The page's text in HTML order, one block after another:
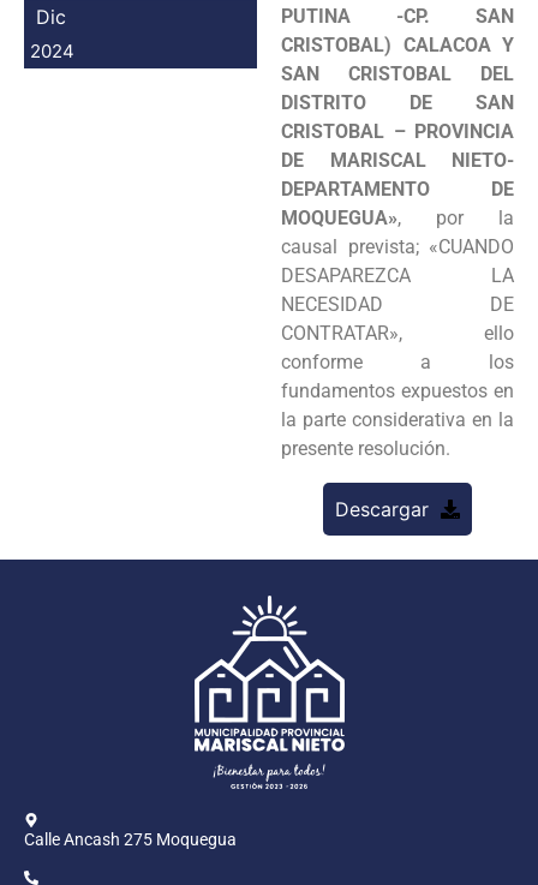
Dic
2024
PUTINA -CP. SAN
CRISTOBAL) CALACOA Y
SAN CRISTOBAL DEL
DISTRITO DE SAN
CRISTOBAL – PROVINCIA
DE MARISCAL NIETO-
DEPARTAMENTO DE
MOQUEGUA», por la
causal prevista; «CUANDO
DESAPAREZCA LA
NECESIDAD DE
CONTRATAR», ello
conforme a los
fundamentos expuestos en
la parte considerativa en la
presente resolución.
Descargar
Calle Ancash 275 Moquegua